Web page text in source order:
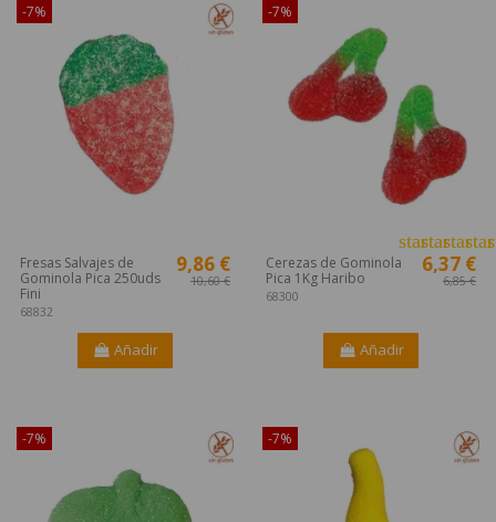
-7%
Fresas Salvajes de
Gominola Pica 250uds
Fini
68832
9,86 €
10,60 €
Añadir
-7%
Cerezas de Gominola
Pica 1Kg Haribo
68300
6,37 €
6,85 €
starstarstarstar
Añadir
-7%
-7%